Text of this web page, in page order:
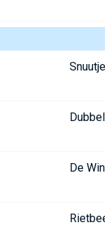
Snuutje
De